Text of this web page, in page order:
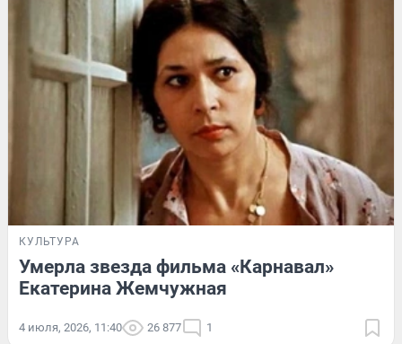
КУЛЬТУРА
Умерла звезда фильма «Карнавал»
Екатерина Жемчужная
4 июля, 2026, 11:40 26 877 1